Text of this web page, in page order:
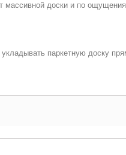
массивной доски и по
паркетную доску